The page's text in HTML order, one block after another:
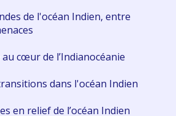
de l'océan Indien, entre
cœur de l’Indianocéanie
dans l'océan Indien
en relief de l’océan Indien